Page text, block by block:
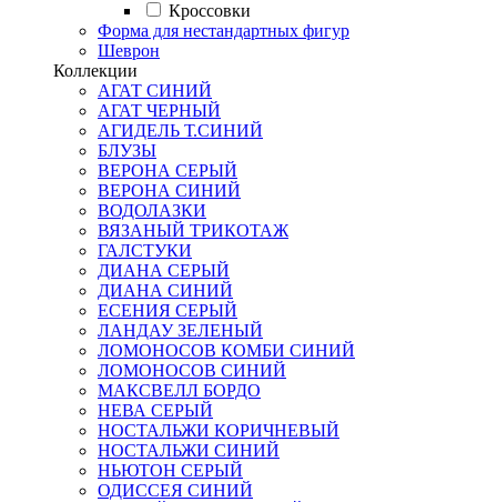
Кроссовки
Форма для нестандартных фигур
Шеврон
Коллекции
АГАТ СИНИЙ
АГАТ ЧЕРНЫЙ
АГИДЕЛЬ Т.СИНИЙ
БЛУЗЫ
ВЕРОНА СЕРЫЙ
ВЕРОНА СИНИЙ
ВОДОЛАЗКИ
ВЯЗАНЫЙ ТРИКОТАЖ
ГАЛСТУКИ
ДИАНА СЕРЫЙ
ДИАНА СИНИЙ
ЕСЕНИЯ СЕРЫЙ
ЛАНДАУ ЗЕЛЕНЫЙ
ЛОМОНОСОВ КОМБИ СИНИЙ
ЛОМОНОСОВ СИНИЙ
МАКСВЕЛЛ БОРДО
НЕВА СЕРЫЙ
НОСТАЛЬЖИ КОРИЧНЕВЫЙ
НОСТАЛЬЖИ СИНИЙ
НЬЮТОН СЕРЫЙ
ОДИССЕЯ СИНИЙ